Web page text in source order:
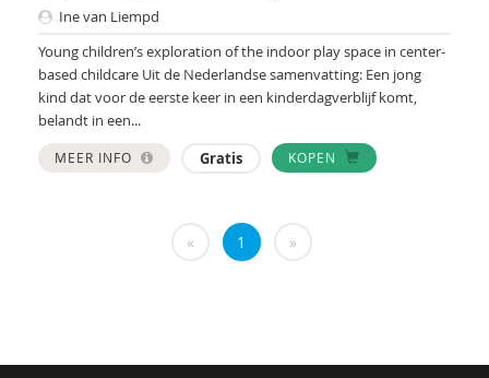
Sonja
Taylor
Voorst van Beest, M. van
René . Spitz
René .C. Hoksbergen
Ine van Liempd
Young children’s exploration of the indoor play space in center-
based childcare Uit de Nederlandse samenvatting: Een jong
kind dat voor de eerste keer in een kinderdagverblijf komt,
belandt in een...
MEER INFO Gratis KOPEN
« 1 »